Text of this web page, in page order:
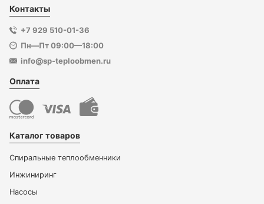
Контакты
+7 929 510-01-36
Пн—Пт 09:00—18:00
info@sp-teploobmen.ru
Оплата
Каталог товаров
Спиральные теплообменники
Инжиниринг
Насосы